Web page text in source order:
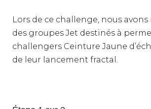
Lors de ce challenge, nous
des groupes Jet destinés à
challengers Ceinture Jaune
de leur lancement fractal.